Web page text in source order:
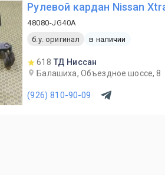
Рулевой кардан Nissan
48080-JG40A
б.у. оригинал
в наличии
618 ТД Ниссан
Балашиха, Объездное шоссе, 8
(926) 810-90-09